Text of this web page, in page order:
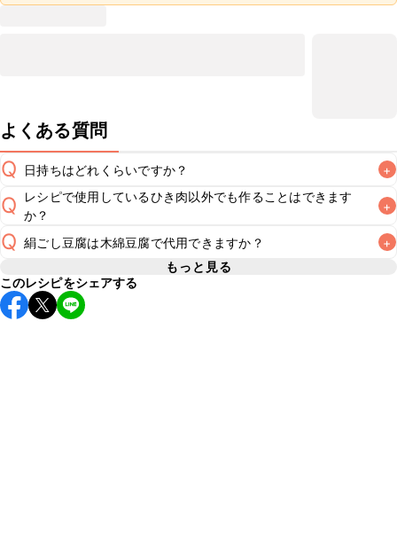
よくある質問
Q 日持ちはどれくらいですか？ +
A
保存期間は冷蔵で翌日中が目安です。なるべくお早めにお召
こちらの注意事項をご確認の上、正し
Q
レシピで使用しているひき肉以外でも作ることはできます
か？
+
A
Q 絹ごし豆腐は木綿豆腐で代用できますか？ +
A
木綿豆腐で代用できます。絹ごし豆腐と比べて固めの食感に
仕上がりやすいため、水切りの時間はお好みでご調節くださ
い。
もっと見る
このレシピをシェアする